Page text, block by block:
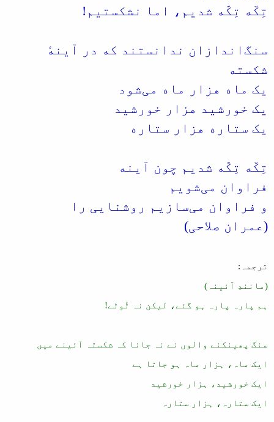
تِکّه تِکّه شدیم، اما نشکستیم!
سنگ‌اندازان ندانستند که در آینهٔ
شکسته
یک ماه هزار ماه می‌شود
یک خورشید هزار خورشید
یک ستاره هزار ستاره
تِکّه تِکّه شدیم چون آینه
فراوان می‌شویم
و فراوان می‌سازیم روشنایی را
(عمران صلاحی)
ترجمہ:
(مانندِ آئینہ)
ہم پارہ پارہ ہو گئے، لیکن نہ ٹُوٹے!
سنگ پھینکنے والوں نے نہ جانا کہ شکستہ آئینے میں
ایک ماہ، ہزار ماہ ہو جاتا ہے
ایک خورشید، ہزار خورشید
ایک ستارہ، ہزار ستارہ